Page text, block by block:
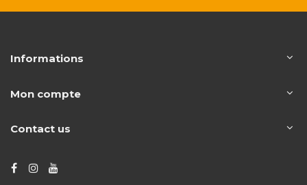
Informations
Mon compte
Contact us